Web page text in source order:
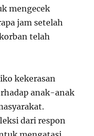
mengecek
jam setelah
telah
kekerasan
anak-anak
dari respon